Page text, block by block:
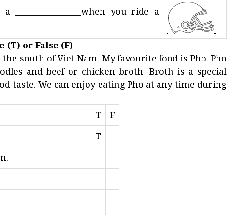
you ride a
(T) or False (F)
south of Viet Nam. My favourite food is Pho. Pho
and beef or chicken broth. Broth is a special
taste. We can enjoy eating Pho at any time during
T
F
T